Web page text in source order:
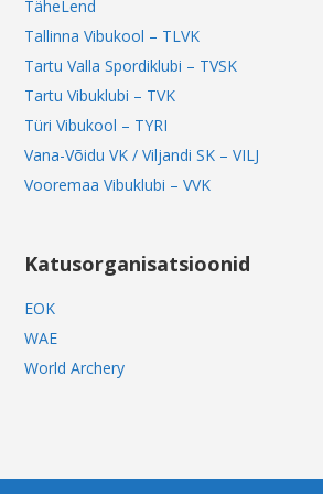
TäheLend
Tallinna Vibukool – TLVK
Tartu Valla Spordiklubi – TVSK
Tartu Vibuklubi – TVK
Türi Vibukool – TYRI
Vana-Võidu VK / Viljandi SK – VILJ
Vooremaa Vibuklubi – VVK
Katusorganisatsioonid
EOK
WAE
World Archery